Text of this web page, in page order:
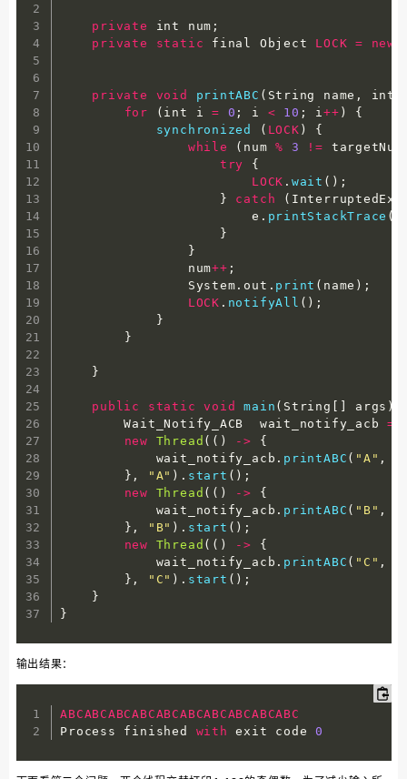
private int num ;
private
static final Object LOCK = new
private void printABC ( String name ,
int
for
( int i = 0 ; i < 10 ; i++ )
{
synchronized
( LOCK )
{
while
( num % 3 != targetNum
try
{
LOCK . wait ( ) ;
}
catch (
                        e
. printStackTrace (
}
}
                num
++ ;
                System
. out . print ( name ) ;
LOCK . notifyAll ( ) ;
}
}
}
public static void main ( String args )
        Wait_Notify_ACB  wait_notify_acb
=
new
Thread ( ( ) ->
{
            wait_notify_acb
. printABC ( "A" ,
} , "A" ) . start ( ) ;
new
Thread ( ( ) ->
{
            wait_notify_acb
. printABC ( "B" ,
} , "B" ) . start ( ) ;
new
Thread ( ( ) ->
{
            wait_notify_acb
. printABC ( "C" ,
} , "C" ) . start ( ) ;
}
}
输出结果：
ABCABCABCABCABCABCABCABCABCABC
Process finished with exit code 0